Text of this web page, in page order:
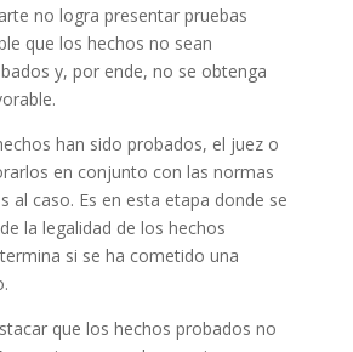
no logra presentar pruebas
que los hechos no sean
y, por ende, no se obtenga
han sido probados, el juez o
en conjunto con las normas
al caso. Es en esta etapa donde se
la legalidad de los hechos
si se ha cometido una
que los hechos probados no